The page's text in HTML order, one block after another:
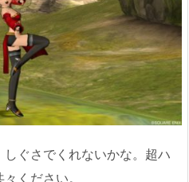
しぐさでくれないかな。超ハ
ください。